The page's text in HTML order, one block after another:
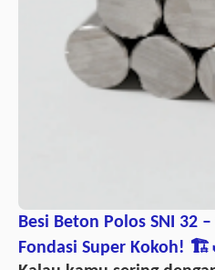
Besi Beton Polos SNI 32
Fondasi Super Kokoh!